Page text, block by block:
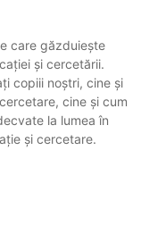
care găzduiește
și cercetării.
copiii noștri, cine și
cine și cum
la lumea în
și cercetare.